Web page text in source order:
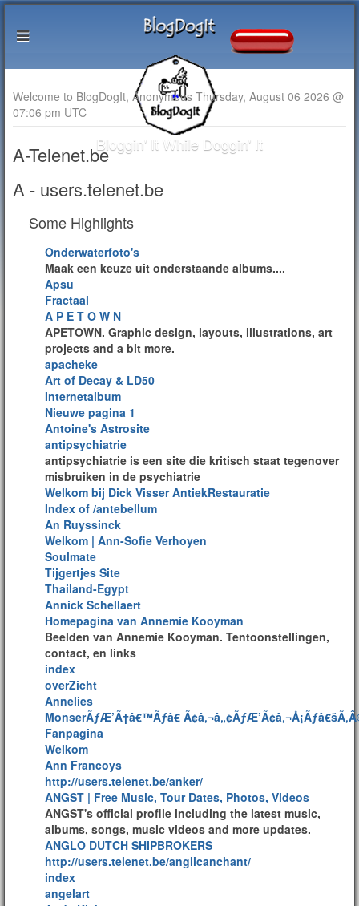
Bloggin' It While Doggin' It
Welcome to BlogDogIt, Anonymous Thursday, August 06 2026 @
07:06 pm UTC
A-Telenet.be
A - users.telenet.be
Some Highlights
Onderwaterfoto's
Maak een keuze uit onderstaande albums....
Apsu
Fractaal
A P E T O W N
APETOWN. Graphic design, layouts, illustrations, art
projects and a bit more.
apacheke
Art of Decay & LD50
Internetalbum
Nieuwe pagina 1
Antoine's Astrosite
antipsychiatrie
antipsychiatrie is een site die kritisch staat tegenover
misbruiken in de psychiatrie
Welkom bij Dick Visser AntiekRestauratie
Index of /antebellum
An Ruyssinck
Welkom | Ann-Sofie Verhoyen
Soulmate
Tijgertjes Site
Thailand-Egypt
Annick Schellaert
Homepagina van Annemie Kooyman
Beelden van Annemie Kooyman. Tentoonstellingen,
contact, en links
index
overZicht
Annelies
MonserÃƒÆ’Ã†â€™Ãƒâ€
Fanpagina
Welkom
Ann Francoys
http://users.telenet.be/anker/
ANGST | Free Music, Tour Dates, Photos, Videos
ANGST's official profile including the latest music,
albums, songs, music videos and more updates.
ANGLO DUTCH SHIPBROKERS
http://users.telenet.be/anglicanchant/
index
angelart